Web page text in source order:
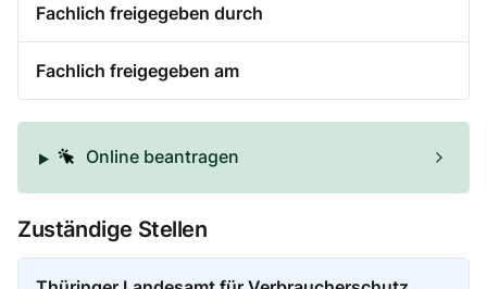
Fachlich freigegeben durch
Fachlich freigegeben am
Online beantragen
Zuständige Stellen